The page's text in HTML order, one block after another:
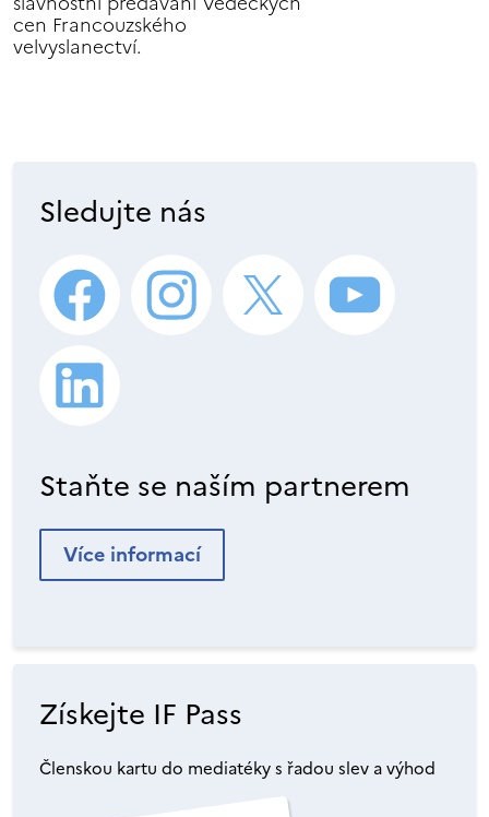
cen Francouzského
velvyslanectví.
Sledujte nás
Staňte se naším partnerem
Více informací
Získejte IF Pass
Členskou kartu do mediatéky s řadou slev a výhod